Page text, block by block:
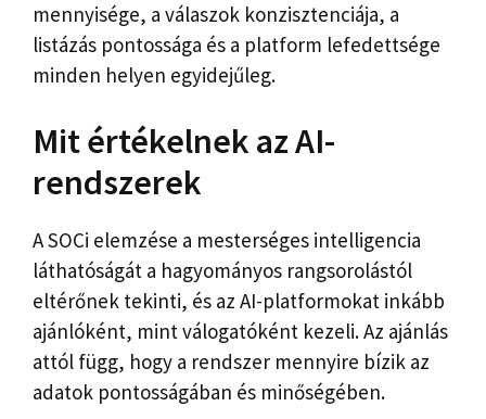
mennyisége, a válaszok konzisztenciája, a
listázás pontossága és a platform lefedettsége
minden helyen egyidejűleg.
Mit értékelnek az AI-
rendszerek
A SOCi elemzése a mesterséges intelligencia
láthatóságát a hagyományos rangsorolástól
eltérőnek tekinti, és az AI-platformokat inkább
ajánlóként, mint válogatóként kezeli. Az ajánlás
attól függ, hogy a rendszer mennyire bízik az
adatok pontosságában és minőségében.